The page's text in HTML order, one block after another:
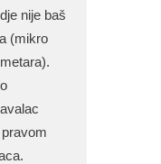
nije baš
(mikro